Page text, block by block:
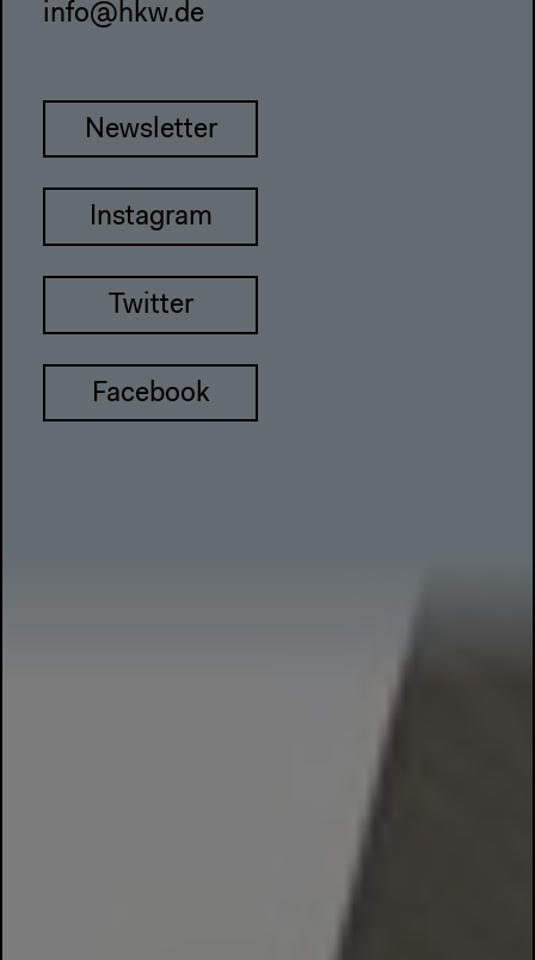
info@hkw.de
Newsletter
Instagram
Twitter
Facebook